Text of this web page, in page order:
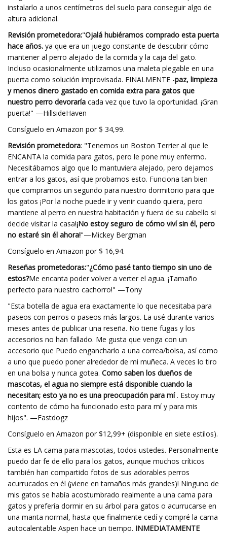
instalarlo a unos centímetros del suelo para conseguir algo de
altura adicional.
Revisión prometedora:"Ojalá hubiéramos comprado esta puerta
hace años. ya que era un juego constante de descubrir cómo
mantener al perro alejado de la comida y la caja del gato.
Incluso ocasionalmente utilizamos una maleta plegable en una
puerta como solución improvisada. FINALMENTE -paz, limpieza
y menos dinero gastado en comida extra para gatos que
nuestro perro devoraría cada vez que tuvo la oportunidad. ¡Gran
puerta!" —HillsideHaven
Consíguelo en Amazon por $ 34,99.
Revisión prometedora: "Tenemos un Boston Terrier al que le
ENCANTA la comida para gatos, pero le pone muy enfermo.
Necesitábamos algo que lo mantuviera alejado, pero dejamos
entrar a los gatos, así que probamos esto. Funciona tan bien
que compramos un segundo para nuestro dormitorio para que
los gatos ¡Por la noche puede ir y venir cuando quiera, pero
mantiene al perro en nuestra habitación y fuera de su cabello si
decide visitar la casa!¡No estoy seguro de cómo viví sin él, pero
no estaré sin él ahora!"—Mickey Bergman
Consíguelo en Amazon por $ 16,94.
Reseñas prometedoras:"¿Cómo pasé tanto tiempo sin uno de
estos?Me encanta poder volver a verter el agua. ¡Tamaño
perfecto para nuestro cachorro!" —Tony
"Esta botella de agua era exactamente lo que necesitaba para
paseos con perros o paseos más largos. La usé durante varios
meses antes de publicar una reseña. No tiene fugas y los
accesorios no han fallado. Me gusta que venga con un
accesorio que Puedo engancharlo a una correa/bolsa, así como
a uno que puedo poner alrededor de mi muñeca. A veces lo tiro
en una bolsa y nunca gotea. Como saben los dueños de
mascotas, el agua no siempre está disponible cuando la
necesitan; esto ya no es una preocupación para mí. Estoy muy
contento de cómo ha funcionado esto para mí y para mis
hijos". —Fastdogz
Consíguelo en Amazon por $12,99+ (disponible en siete estilos).
Esta es LA cama para mascotas, todos ustedes. Personalmente
puedo dar fe de ello para los gatos, aunque muchos críticos
también han compartido fotos de sus adorables perros
acurrucados en él (¡viene en tamaños más grandes)! Ninguno de
mis gatos se había acostumbrado realmente a una cama para
gatos y prefería dormir en su árbol para gatos o acurrucarse en
una manta normal, hasta que finalmente cedí y compré la cama
autocalentable Aspen hace un tiempo. INMEDIATAMENTE